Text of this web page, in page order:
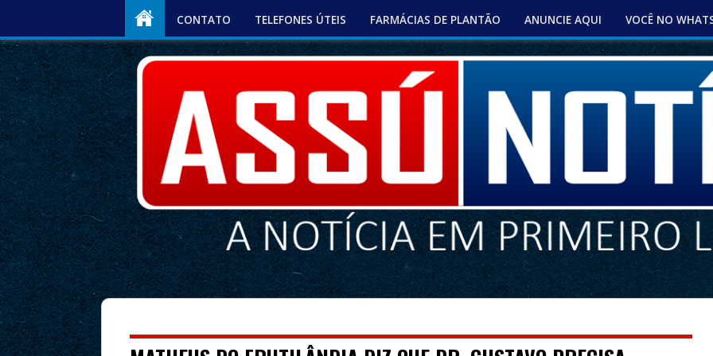
CONTATO TELEFONES ÚTEIS FARMÁCIAS DE PLANTÃO ANUNCIE AQUI VOCÊ NO